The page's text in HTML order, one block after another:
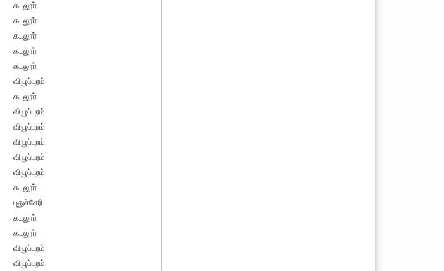
கடலூர்
கடலூர்
கடலூர்
கடலூர்
கடலூர்
விழுப்புரம்
கடலூர்
விழுப்புரம்
விழுப்புரம்
விழுப்புரம்
விழுப்புரம்
விழுப்புரம்
கடலூர்
புதுச்சேரி
கடலூர்
கடலூர்
விழுப்புரம்
விழுப்புரம்